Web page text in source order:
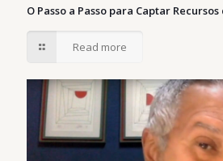
O Passo a Passo para Captar
Read more